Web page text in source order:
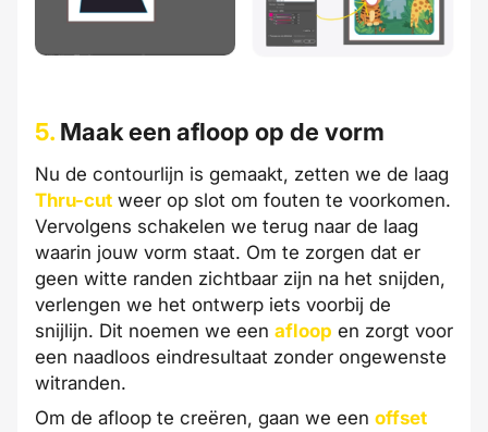
5. Maak een afloop op de vorm
Nu de contourlijn is gemaakt, zetten we de laag
Thru-cut weer op slot om fouten te voorkomen.
Vervolgens schakelen we terug naar de laag
waarin jouw vorm staat. Om te zorgen dat er
geen witte randen zichtbaar zijn na het snijden,
verlengen we het ontwerp iets voorbij de
snijlijn. Dit noemen we een afloop en zorgt voor
een naadloos eindresultaat zonder ongewenste
witranden.
Om de afloop te creëren, gaan we een offset